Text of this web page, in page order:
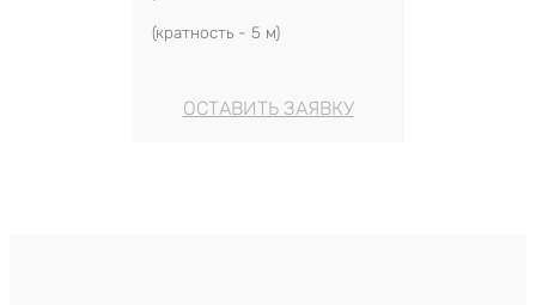
(кратность - 5 м)
ОСТАВИТЬ ЗАЯВКУ